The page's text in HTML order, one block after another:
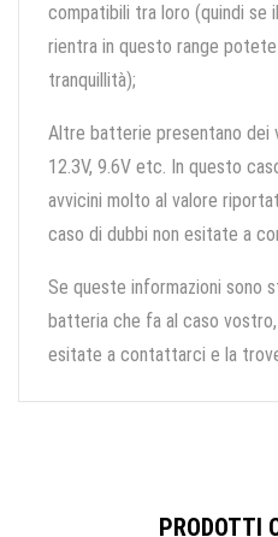
compatibili tra loro (quindi se
rientra in questo range
tranquillità);
Altre batterie presentano dei
12.3V, 9.6V etc. In questo
avvicini molto al valore
caso di dubbi non esitate a
Se queste informazioni sono
batteria che fa al caso
esitate a contattarci e la
PRODOTTI